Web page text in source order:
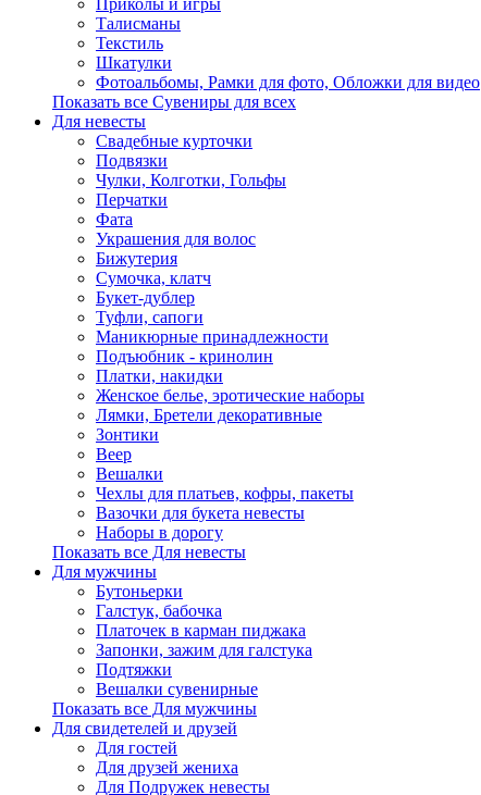
Приколы и игры
Талисманы
Текстиль
Шкатулки
Фотоальбомы, Рамки для фото, Обложки для видео
Показать все Сувениры для всех
Для невесты
Свадебные курточки
Подвязки
Чулки, Колготки, Гольфы
Перчатки
Фата
Украшения для волос
Бижутерия
Сумочка, клатч
Букет-дублер
Туфли, сапоги
Маникюрные принадлежности
Подъюбник - кринолин
Платки, накидки
Женское белье, эротические наборы
Лямки, Бретели декоративные
Зонтики
Веер
Вешалки
Чехлы для платьев, кофры, пакеты
Вазочки для букета невесты
Наборы в дорогу
Показать все Для невесты
Для мужчины
Бутоньерки
Галстук, бабочка
Платочек в карман пиджака
Запонки, зажим для галстука
Подтяжки
Вешалки сувенирные
Показать все Для мужчины
Для свидетелей и друзей
Для гостей
Для друзей жениха
Для Подружек невесты